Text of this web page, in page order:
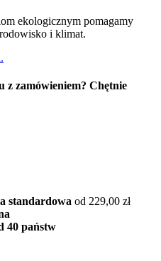
ekologicznym pomagamy
i klimat.
z zamówieniem? Chętnie
standardowa od 229,00 zł
40 państw